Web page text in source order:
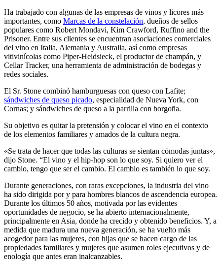
Ha trabajado con algunas de las empresas de vinos y licores más
importantes, como Marcas de la constelación, dueños de sellos
populares como Robert Mondavi, Kim Crawford, Ruffino and the
Prisoner. Entre sus clientes se encuentran asociaciones comerciales
del vino en Italia, Alemania y Australia, así como empresas
vitivinícolas como Piper-Heidsieck, el productor de champán, y
Cellar Tracker, una herramienta de administración de bodegas y
redes sociales.
El Sr. Stone combinó hamburguesas con queso con Lafite;
sándwiches de queso picado, especialidad de Nueva York, con
Cornas; y sándwiches de queso a la parrilla con borgoña.
Su objetivo es quitar la pretensión y colocar el vino en el contexto
de los elementos familiares y amados de la cultura negra.
«Se trata de hacer que todas las culturas se sientan cómodas juntas»,
dijo Stone. “El vino y el hip-hop son lo que soy. Si quiero ver el
cambio, tengo que ser el cambio. El cambio es también lo que soy.
Durante generaciones, con raras excepciones, la industria del vino
ha sido dirigida por y para hombres blancos de ascendencia europea.
Durante los últimos 50 años, motivada por las evidentes
oportunidades de negocio, se ha abierto internacionalmente,
principalmente en Asia, donde ha crecido y obtenido beneficios. Y, a
medida que madura una nueva generación, se ha vuelto más
acogedor para las mujeres, con hijas que se hacen cargo de las
propiedades familiares y mujeres que asumen roles ejecutivos y de
enología que antes eran inalcanzables.